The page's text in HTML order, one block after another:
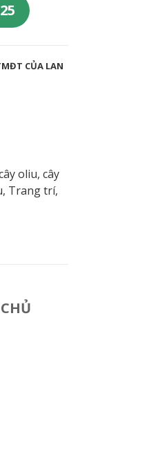
CỦA LAN
oliu, cây
, Trang trí,